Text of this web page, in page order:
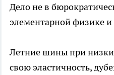
Дело не в
элементарной физике и
Летние шины при
свою эластичность,